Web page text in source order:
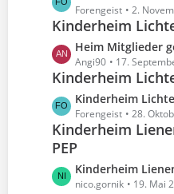
g
e
r
ä
g
e
t
e
e
i
t
r
ä
g
e
e
t
z
t
e
e
i
t
r
ä
g
Forengeist 2.
Kinderheim
L
e
t
z
t
e
B
e
i
Heim Mitglieder
Angi90 17.
Kinderheim
L
e
t
z
e
Kinderheim
Forengeist 28.
Kinderheim
PEP
L
e
Kinderheim
nico.gornik 19. Mai